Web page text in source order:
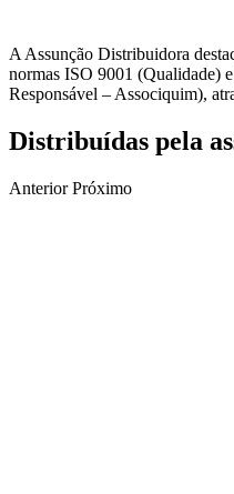
A Assunção Distribuidora
normas ISO 9001 (Qualidade)
Responsável – Associquim),
Distribuídas pela
Anterior Próximo